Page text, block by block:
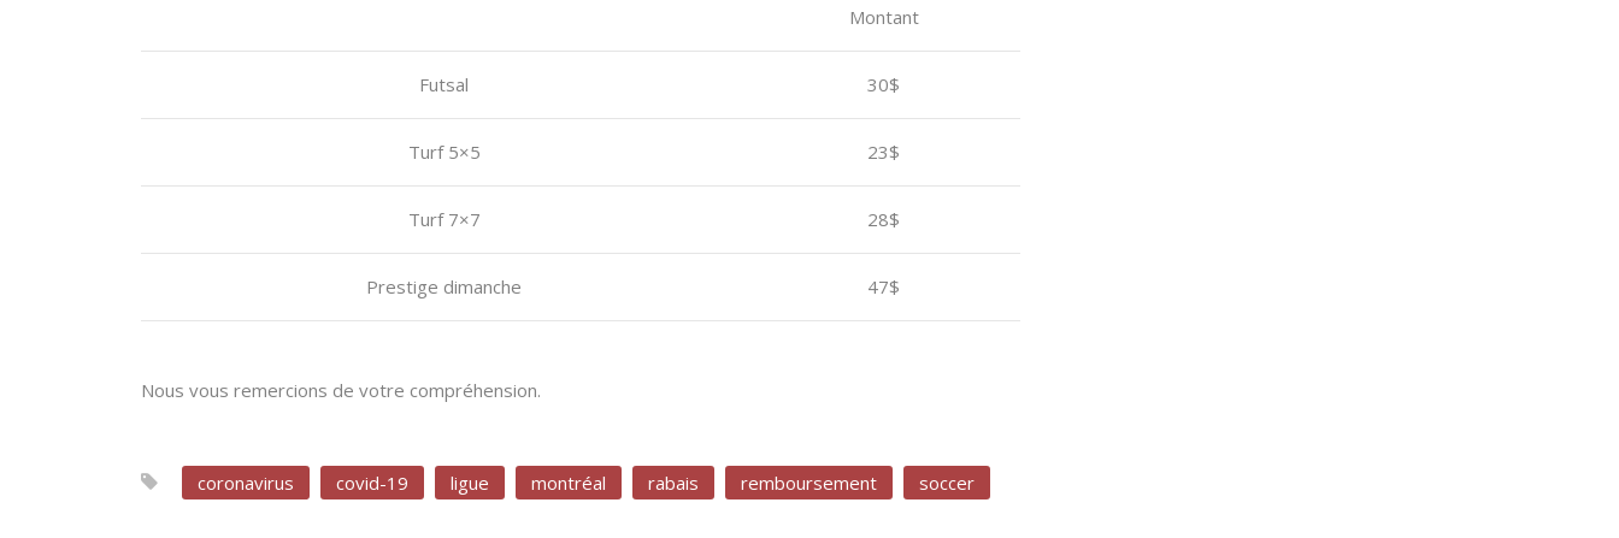
Montant
Futsal 30$
Turf 5×5 23$
Turf 7×7 28$
Prestige dimanche 47$
Nous vous remercions de votre compréhension.
coronavirus covid-19 ligue montréal rabais remboursement soccer